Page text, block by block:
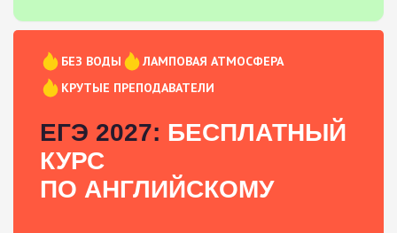
БЕЗ ВОДЫ
ЛАМПОВАЯ АТМОСФЕРА
КРУТЫЕ ПРЕПОДАВАТЕЛИ
ЕГЭ 2027: БЕСПЛАТНЫЙ
КУРС
ПО АНГЛИЙСКОМУ